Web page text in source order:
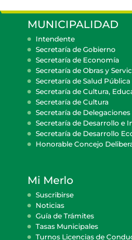
MUNICIPALIDAD
Intendente
Secretaría de Gobierno
Secretaría de Economía
Secretaría de Obras y
Secretaría de Salud Pública
Secretaría de Cultura,
Secretaría de Cultura
Secretaría de Delegaciones
Secretaría de Desarrollo e
Secretaría de Desarrollo
Honorable Concejo
Mi Merlo
Suscribirse
Noticias
Guía de Trámites
Tasas Municipales
Turnos Licencias de